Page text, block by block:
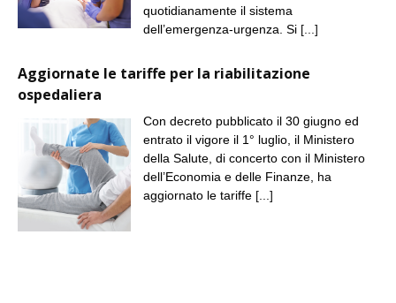
quotidianamente il sistema
dell’emergenza-urgenza. Si [...]
Aggiornate le tariffe per la riabilitazione
ospedaliera
Con decreto pubblicato il 30 giugno ed
entrato il vigore il 1° luglio, il Ministero
della Salute, di concerto con il Ministero
dell’Economia e delle Finanze, ha
aggiornato le tariffe [...]